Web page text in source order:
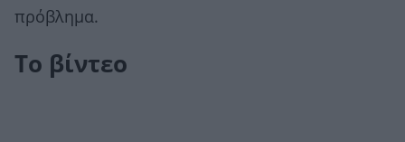
πρόβλημα.
Το βίντεο